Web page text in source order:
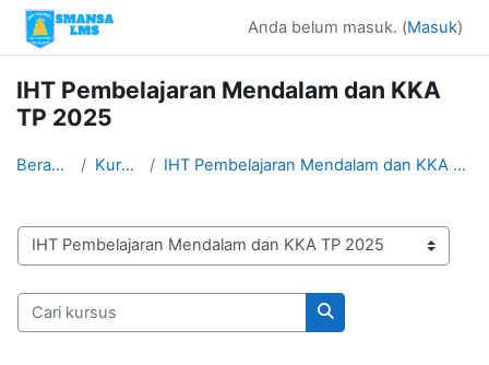
Lewati ke konten utama
Anda belum masuk. (Masuk)
IHT Pembelajaran Mendalam dan KKA
TP 2025
Beranda Kursus IHT Pembelajaran Mendalam dan KKA TP 2025
Kategori kursus
Cari kursus
Cari kursus